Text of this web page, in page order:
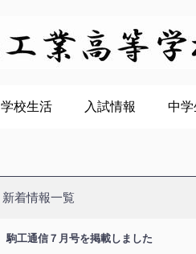
学校生活 入試情報 中
新着情報一覧
駒工通信７月号を掲載しました